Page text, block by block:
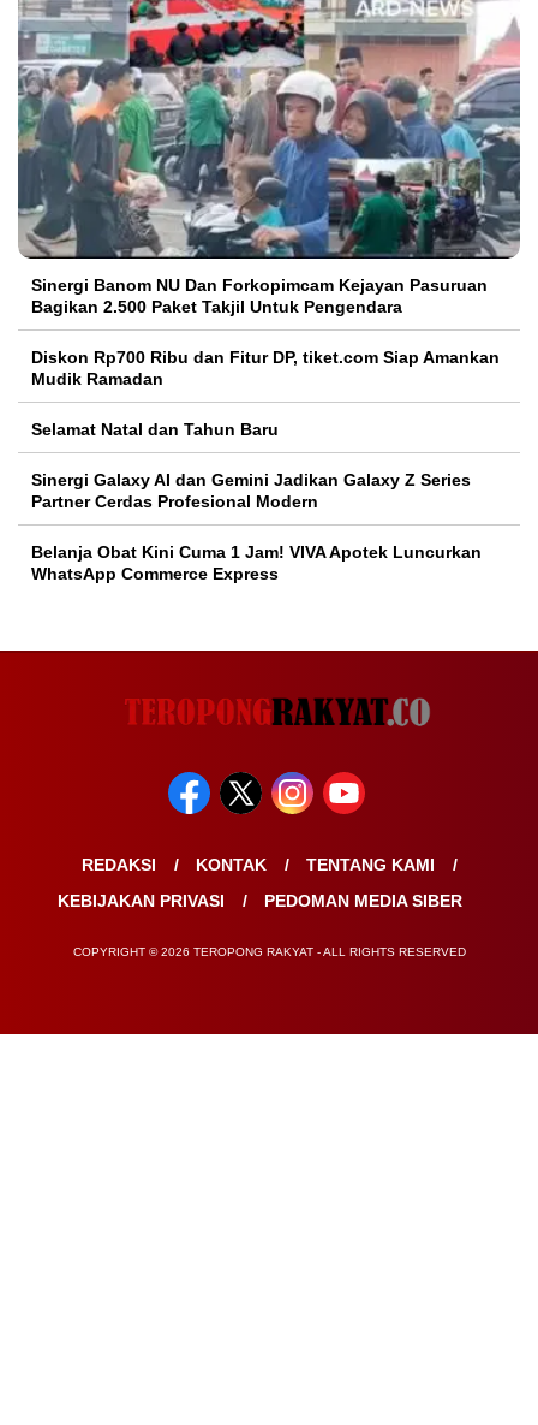
Sinergi Banom NU Dan Forkopimcam Kejayan Pasuruan
Bagikan 2.500 Paket Takjil Untuk Pengendara
Diskon Rp700 Ribu dan Fitur DP, tiket.com Siap Amankan
Mudik Ramadan
Selamat Natal dan Tahun Baru
Sinergi Galaxy AI dan Gemini Jadikan Galaxy Z Series
Partner Cerdas Profesional Modern
Belanja Obat Kini Cuma 1 Jam! VIVA Apotek Luncurkan
WhatsApp Commerce Express
REDAKSI KONTAK
TENTANG KAMI
KEBIJAKAN PRIVASI
PEDOMAN MEDIA SIBER
COPYRIGHT © 2026 TEROPONG RAKYAT - ALL RIGHTS RESERVED